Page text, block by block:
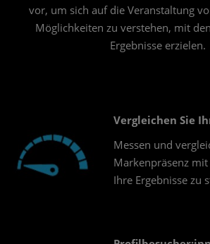
vor, um sich auf die Veranstaltung
Möglichkeiten zu verstehen, mit
Ergebnisse erzielen.
Vergleichen Sie
Messen und
Markenpräsenz
Ihre Ergebnisse zu